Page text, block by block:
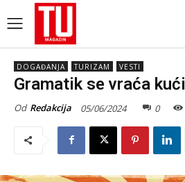
DOGAĐANJA TURIZAM VESTI
Gramatik se vraća kući
Od Redakcija 05/06/2024 0